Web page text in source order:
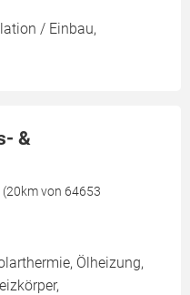
/ Einbau,
&
von 64653
Ölheizung,